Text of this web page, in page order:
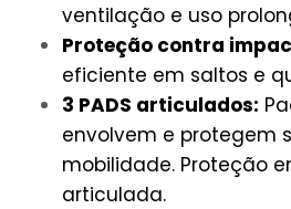
ventilação e uso
Proteção contra
eficiente em saltos e
3 PADS articulados:
envolvem e protegem
mobilidade. Proteção
articulada.